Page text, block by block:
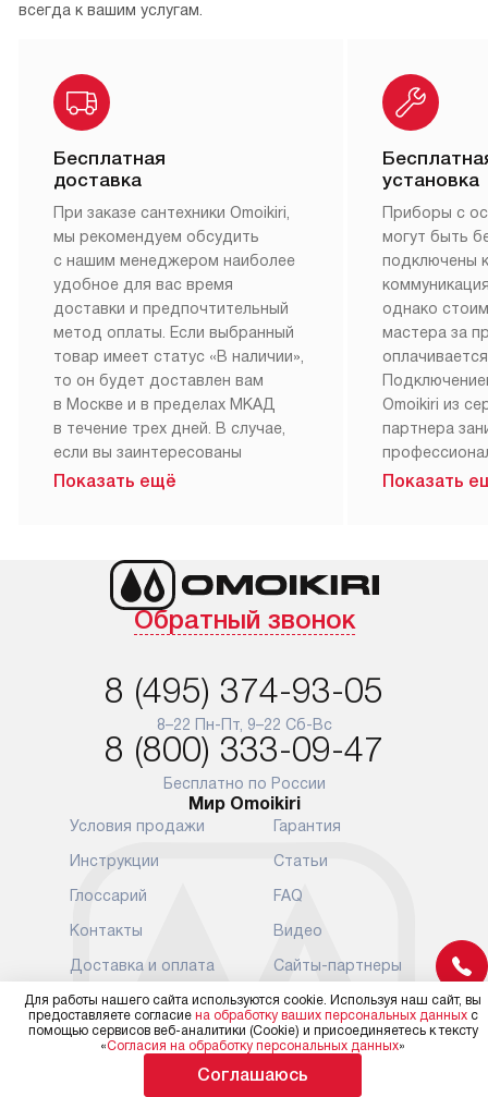
всегда к вашим услугам.
Бесплатная
доставка
При заказе сантехники Omoikiri,
мы рекомендуем обсудить
с нашим менеджером наиболее
удобное для вас время
доставки и предпочтительный
метод оплаты. Если выбранный
товар имеет статус «В наличии»,
то он будет доставлен вам
в Москве и в пределах МКАД
в течение трех дней. В случае,
если вы заинтересованы
в товаре, который доступен
менеджером на сайте. Товары
с особым лейблом
доставляются бесплатно
аксессуаров не предусмотрена.
Для доставки в другие регионы
мы используем услуги
транспортной компании.
Уточняйте все условия доставки
у нашего менеджера при
оформлении заказа.
В установленный день наша
к вашей двери или до прихожей.
Если вам необходимо
переместить прибор к месту его
установки, пожалуйста,
с нашим менеджером. Эта
Показать ещё
установка
Приборы с
могут быть
подключены
однако
мастера за
Omoikiri из
партнера
Наш сервис
отдельных
сантехники
Показать
Обратный звонок
8 (495) 374-93-05
8–22 Пн-Пт, 9–22 Сб-Вс
8 (800) 333-09-47
Бесплатно по России
Мир Omoikiri
Условия продажи
Инструкции
Глоссарий
Контакты
Доставка и оплата
Кредит
Подключение
Возврат и обмен
Гарантия
Статьи
FAQ
Видео
Сайты-партнеры
Рейтинги техники
Карта сайта
Для работы нашего сайта используются cookie. Используя наш сайт, вы
предоставляете согласие на обработку ваших персональных данныхс
помощью сервисов веб-аналитики (Cookie) и присоединяетесь к тексту
«Согласия на обработку персональных данных»
Соглашаюсь